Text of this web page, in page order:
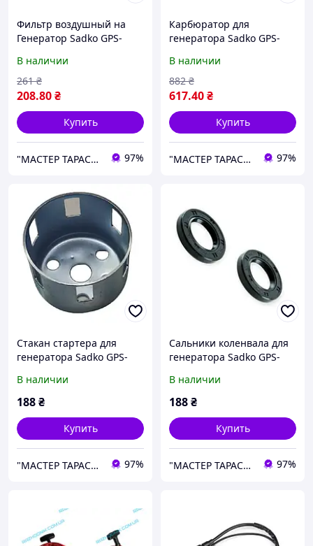
Фильтр воздушный на
Генератор Sadko GPS-
В наличии
208.80₴
261 ₴
Купить
"МАСТЕР ТАРАС" интернет магазин запчастей и комплеткующих 97%
Карбюратор для
генератора Sadko GPS-
В наличии
617.40₴
882 ₴
Купить
"МАСТЕР ТАРАС" интернет магазин запчастей и комплеткующих 97%
Стакан стартера для
генератора Sadko GPS-
В наличии
188₴
Купить
"МАСТЕР ТАРАС" интернет магазин запчастей и комплеткующих 97%
Сальники коленвала для
генератора Sadko GPS-
В наличии
188₴
Купить
"МАСТЕР ТАРАС" интернет магазин запчастей и комплеткующих 97%